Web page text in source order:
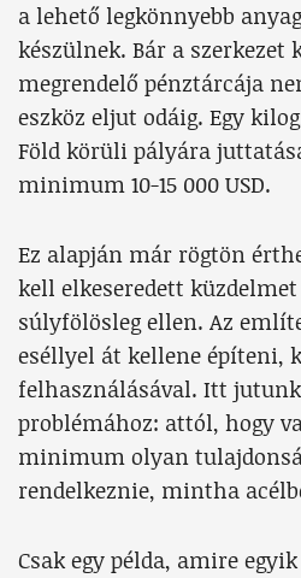
a lehető legkönnyebb
készülnek. Bár a
megrendelő pénztárcája
eszköz eljut odáig. Egy
Föld körüli pályára
minimum 10-15 000 USD.
Ez alapján már rögtön
kell elkeseredett
súlyfölösleg ellen. Az
eséllyel át kellene építeni,
felhasználásával. Itt
problémához: attól, hogy
minimum olyan
rendelkeznie, mintha
Csak egy példa, amire